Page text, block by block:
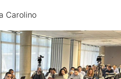
Carolino